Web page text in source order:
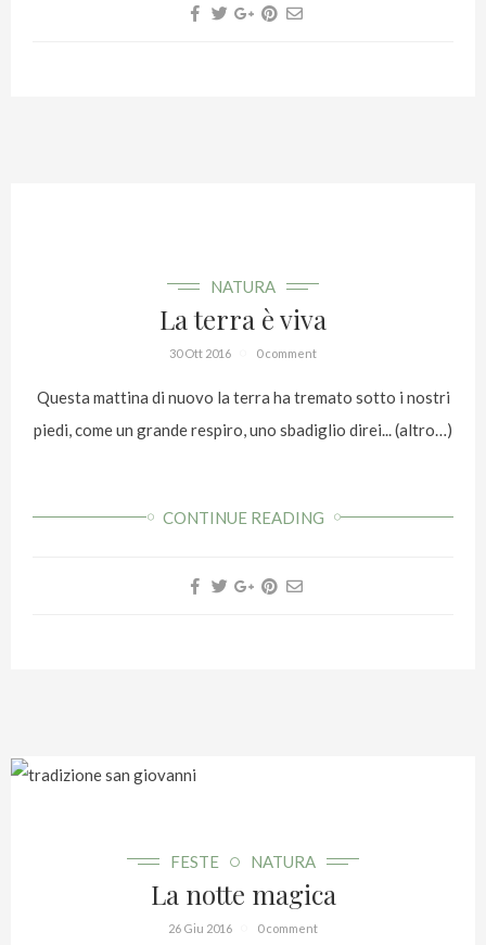
NATURA
La terra è viva
30 Ott 2016 0 comment
Questa mattina di nuovo la terra ha tremato sotto i nostri
piedi, come un grande respiro, uno sbadiglio direi... (altro…)
CONTINUE READING
FESTE NATURA
La notte magica
26 Giu 2016 0 comment